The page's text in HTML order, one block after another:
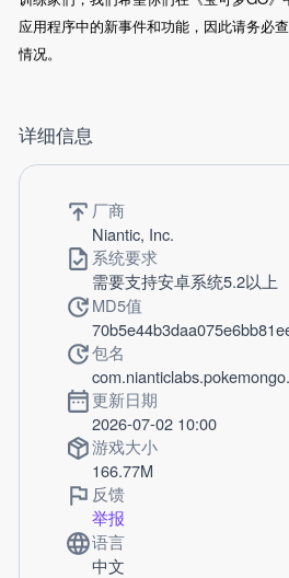
应用程序中的新事件和功能，因此请务必
情况。
详细信息
厂商
Niantic, Inc.
系统要求
需要支持安卓系统5.2以上
MD5值
包名
更新日期
2026-07-02 10:00
游戏大小
166.77M
反馈
举报
语言
中文